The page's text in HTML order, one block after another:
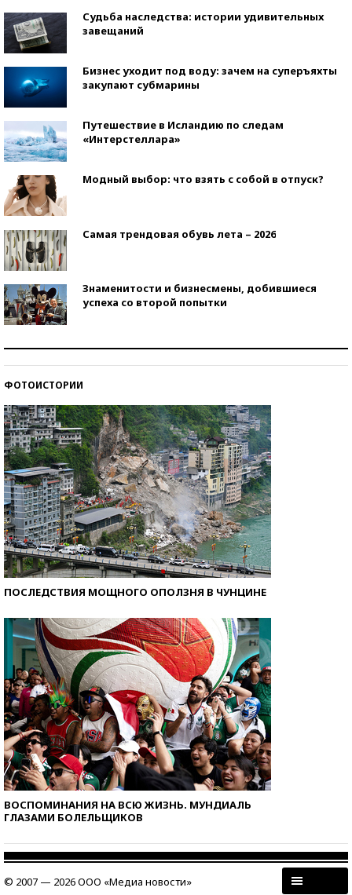
Судьба наследства: истории удивительных
завещаний
Бизнес уходит под воду: зачем на суперъяхты
закупают субмарины
Путешествие в Исландию по следам
«Интерстеллара»
Модный выбор: что взять с собой в отпуск?
Самая трендовая обувь лета – 2026
Знаменитости и бизнесмены, добившиеся
успеха со второй попытки
ФОТОИСТОРИИ
ПОСЛЕДСТВИЯ МОЩНОГО ОПОЛЗНЯ В ЧУНЦИНЕ
ВОСПОМИНАНИЯ НА ВСЮ ЖИЗНЬ. МУНДИАЛЬ
ГЛАЗАМИ БОЛЕЛЬЩИКОВ
© 2007 — 2026 ООО «Медиа новости»